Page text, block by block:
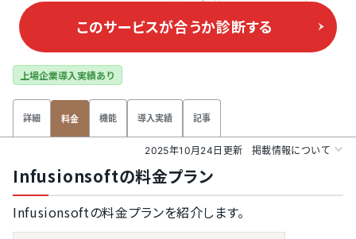
このサービスが合うか診断する
上場企業導入実績あり
詳細 料金 機能 導入実績 記事
2025年10月24日更新 掲載情報について
Infusionsoftの料金プラン
Infusionsoftの料金プランを紹介します。